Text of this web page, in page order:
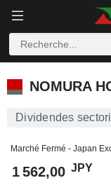
NOMURA
NOMURA
Dividendes
Marché Fermé - Japan
1 562,00 JPY